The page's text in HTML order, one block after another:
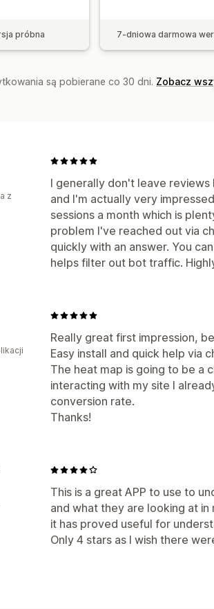
próbna 7-dniowa darmowa
są pobierane co 30 dni. Zobacz
I generally don't leave
and I'm actually very
sessions a month which is
problem I've reached out via
quickly with an answer. You
helps filter out bot traffic.
z
Really great first impression,
Easy install and quick help via
The heat map is going to be a
interacting with my site I
conversion rate.
Thanks!
This is a great APP to use to
and what they are looking at
it has proved useful for
Only 4 stars as I wish there